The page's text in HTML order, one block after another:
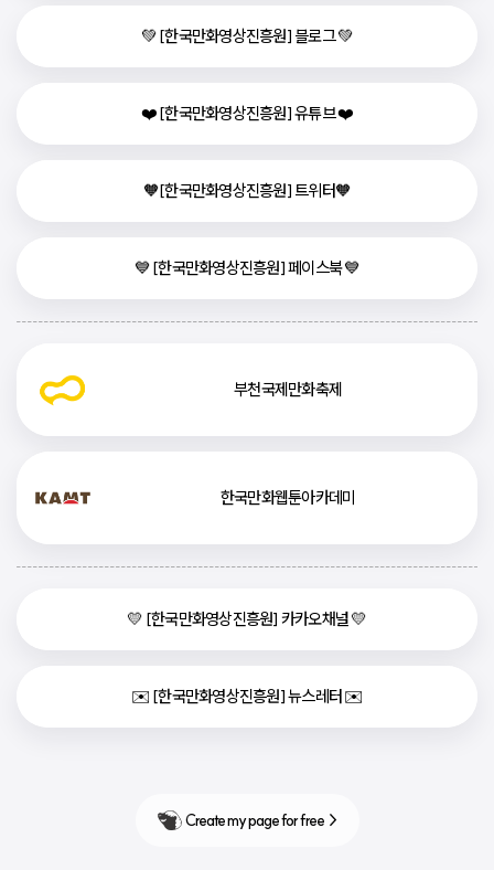
💚 [한국만화영상진흥원] 블로그 💚
❤️ [한국만화영상진흥원] 유튜브 ❤️
🧡[한국만화영상진흥원] 트위터🧡
💙 [한국만화영상진흥원] 페이스북 💙
부천국제만화축제
한국만화웹툰아카데미
💛 [한국만화영상진흥원] 카카오채널 💛
✉️ [한국만화영상진흥원] 뉴스레터 ✉️
Create my page for free  >